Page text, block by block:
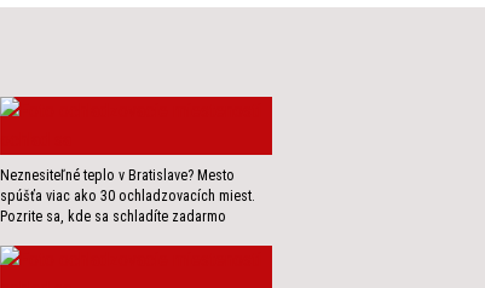
Neznesiteľné teplo v Bratislave? Mesto
spúšťa viac ako 30 ochladzovacích miest.
Pozrite sa, kde sa schladíte zadarmo